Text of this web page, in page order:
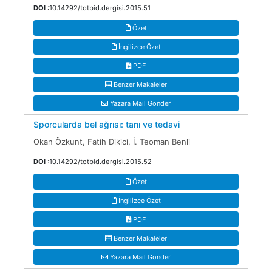
DOI :10.14292/totbid.dergisi.2015.51
Özet
İngilizce Özet
PDF
Benzer Makaleler
Yazara Mail Gönder
Sporcularda bel ağrısı: tanı ve tedavi
Okan Özkunt, Fatih Dikici, İ. Teoman Benli
DOI :10.14292/totbid.dergisi.2015.52
Özet
İngilizce Özet
PDF
Benzer Makaleler
Yazara Mail Gönder